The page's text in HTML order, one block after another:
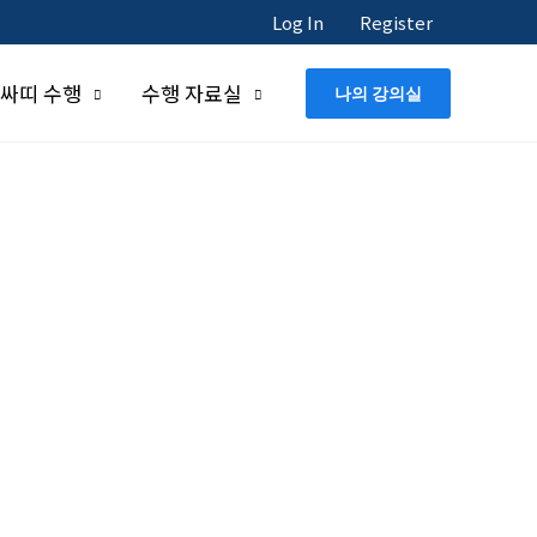
Log In Register
싸띠 수행 수행 자료실 나의 강의실